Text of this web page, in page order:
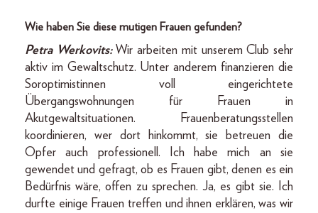
Wie haben Sie diese mutigen Frauen gefunden?
Petra Werkovits:Wir arbeiten mit unserem Club sehr
aktiv im Gewaltschutz. Unter anderem finanzieren die
Soroptimistinnen voll eingerichtete
Übergangswohnungen für Frauen in
Akutgewaltsituationen. Frauenberatungsstellen
koordinieren, wer dort hinkommt, sie betreuen die
Opfer auch professionell. Ich habe mich an sie
gewendet und gefragt, ob es Frauen gibt, denen es ein
Bedürfnis wäre, offen zu sprechen. Ja, es gibt sie. Ich
durfte einige Frauen treffen und ihnen erklären, was wir